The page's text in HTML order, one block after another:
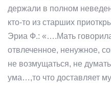
держали в полном
кто-то из старших
Эриа Ф.: «….Мать
отвлеченное, ненужное,
не возмущаться, не
ума…,то что доставляет